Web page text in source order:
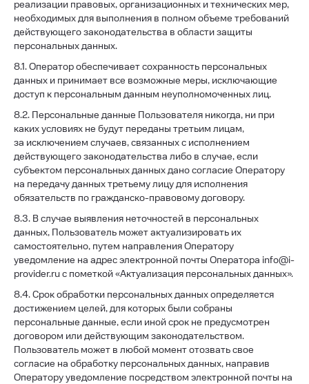
реализации правовых, организационных и технических мер,
необходимых для выполнения в полном объеме требований
действующего законодательства в области защиты
персональных данных.
8.1. Оператор обеспечивает сохранность персональных
данных и принимает все возможные меры, исключающие
доступ к персональным данным неуполномоченных лиц.
8.2. Персональные данные Пользователя никогда, ни при
каких условиях не будут переданы третьим лицам,
за исключением случаев, связанных с исполнением
действующего законодательства либо в случае, если
субъектом персональных данных дано согласие Оператору
на передачу данных третьему лицу для исполнения
обязательств по гражданско-правовому договору.
8.3. В случае выявления неточностей в персональных
данных, Пользователь может актуализировать их
самостоятельно, путем направления Оператору
уведомление на адрес электронной почты Оператора info@i-
provider.ru с пометкой «Актуализация персональных данных».
8.4. Срок обработки персональных данных определяется
достижением целей, для которых были собраны
персональные данные, если иной срок не предусмотрен
договором или действующим законодательством.
Пользователь может в любой момент отозвать свое
согласие на обработку персональных данных, направив
Оператору уведомление посредством электронной почты на